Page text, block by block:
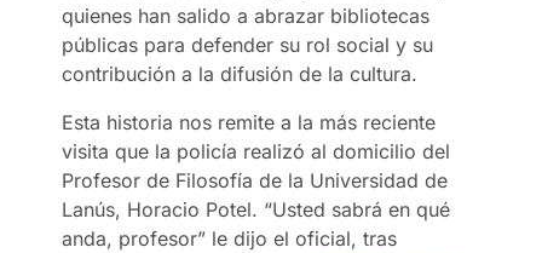
quienes han salido a abrazar bibliotecas
públicas para defender su rol social y su
contribución a la difusión de la cultura.
Esta historia nos remite a la más reciente
visita que la policía realizó al domicilio del
Profesor de Filosofía de la Universidad de
Lanús, Horacio Potel. “Usted sabrá en qué
anda, profesor” le dijo el oficial, tras